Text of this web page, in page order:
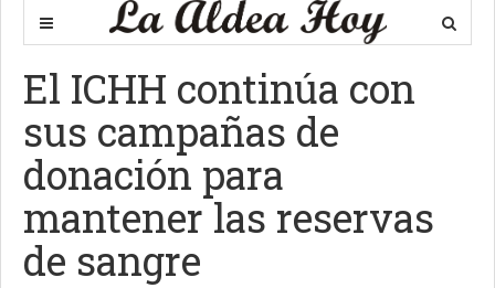
El ICHH continúa con
sus campañas de
donación para
mantener las reservas
de sangre